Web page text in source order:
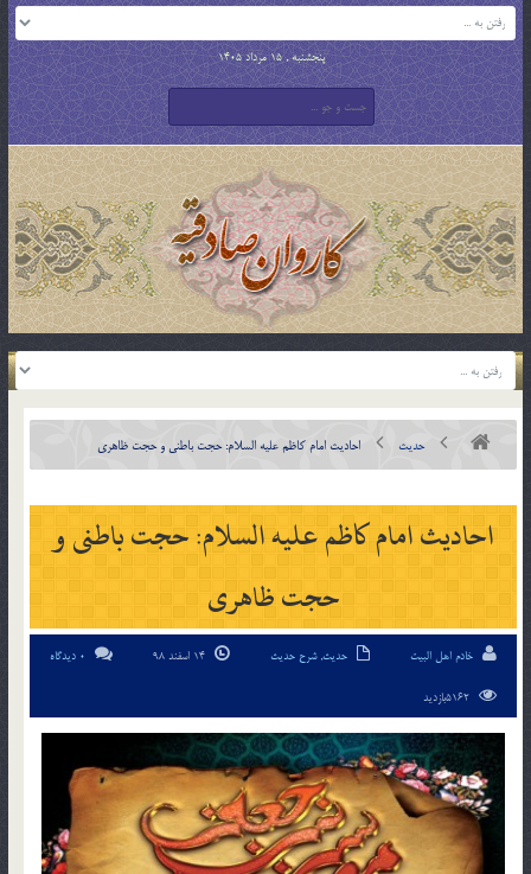
پنجشنبه , 15 مرداد 1405
حدیث احادیث امام کاظم علیه السلام: حجت باطنی و حجت ظاهری
احادیث امام کاظم علیه السلام: حجت باطنی و
حجت ظاهری
خادم اهل البیت حدیث,شرح حدیث 0 دیدگاه